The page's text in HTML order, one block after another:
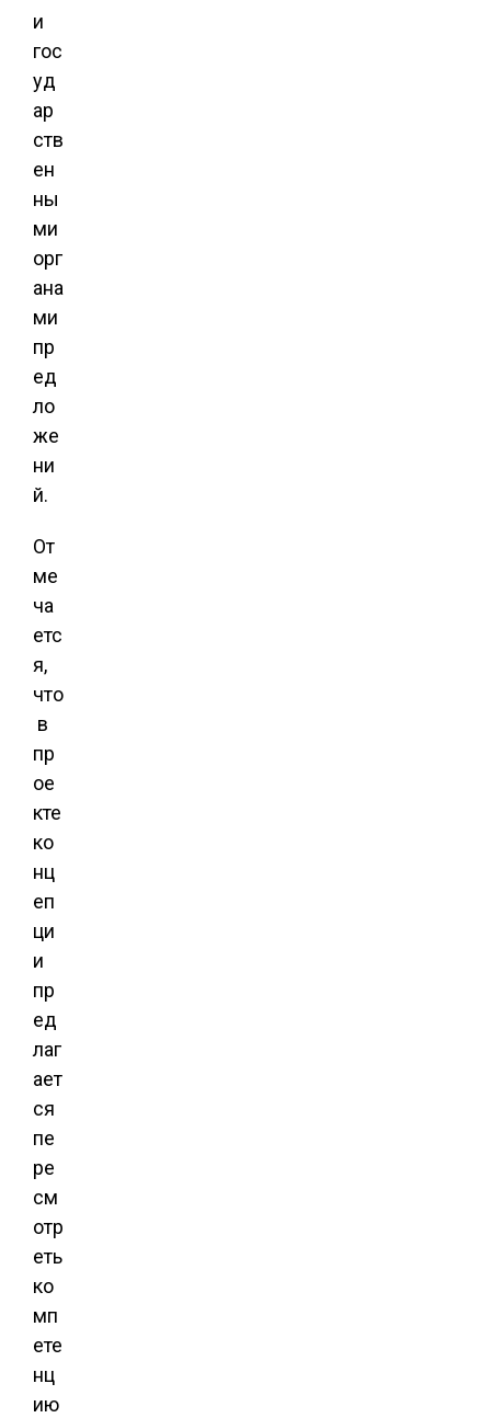
и
гос
уд
ар
ств
ен
ны
ми
орг
ана
ми
пр
ед
ло
же
ни
й.
От
ме
ча
етс
я,
что
в
пр
ое
кте
ко
нц
еп
ци
и
пр
ед
лаг
ает
ся
пе
ре
см
отр
еть
ко
мп
ете
нц
ию